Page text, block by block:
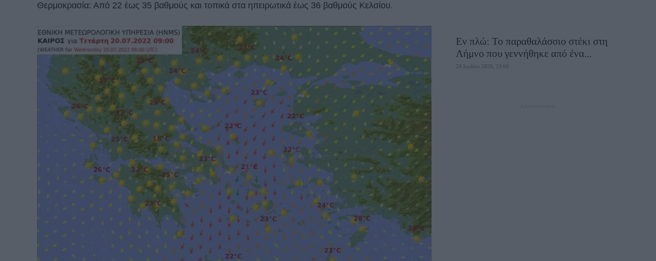
Θερμοκρασία: Από 22 έως 35 βαθμούς και τοπικά στα ηπειρωτικά έως 36 βαθμούς Κελσίου.
Εν πλώ: Το παραθαλάσσιο στέκι στη
Λήμνο που γεννήθηκε από ένα...
24 Ιουλίου 2026, 13:00